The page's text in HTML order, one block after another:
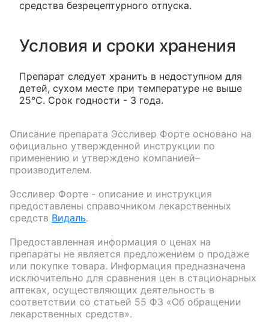
средства безрецептурного отпуска.
Условия и сроки хранения
Препарат следует хранить в недоступном для
детей, сухом месте при температуре не выше
25°C. Срок годности - 3 года.
Описание препарата Эссливер Форте основано на
официально утвержденной инструкции по
применению и утверждено компанией–
производителем.
Эссливер Форте - описание и инструкция
предоставлены справочником лекарственных
средств Видаль.
Предоставленная информация о ценах на
препараты не является предложением о продаже
или покупке товара. Информация предназначена
исключительно для сравнения цен в стационарных
аптеках, осуществляющих деятельность в
соответствии со статьей 55 ФЗ «Об обращении
лекарственных средств».